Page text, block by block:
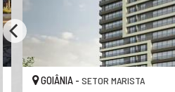
GOIÂNIA - SETOR MARISTA